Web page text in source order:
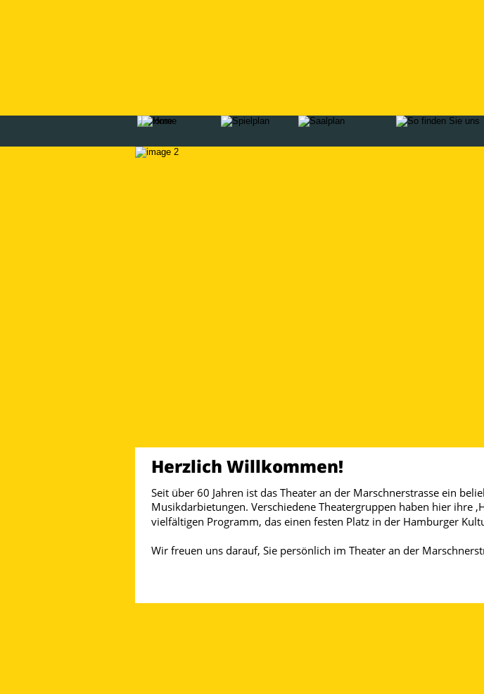
3 4 5
Seit über 60 Jahren ist das Theater an der Marschnerstrasse ein
Musikdarbietungen. Verschiedene Theatergruppen haben hier ihre
vielfältigen Programm, das einen festen Platz in der Hamburger
Wir freuen uns darauf, Sie persönlich im Theater an der
Herzlich Willkommen!